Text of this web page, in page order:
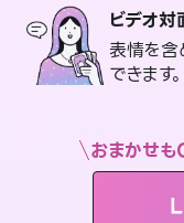
ビデオ対
表情を含
できます。
おまかせも